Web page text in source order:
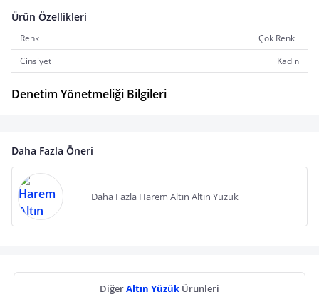
Ürün Özellikleri
Renk
Çok Renkli
Cinsiyet
Kadın
Denetim Yönetmeliği Bilgileri
Daha Fazla Öneri
Daha Fazla Harem Altın Altın Yüzük
DiğerAltın Yüzük Ürünleri